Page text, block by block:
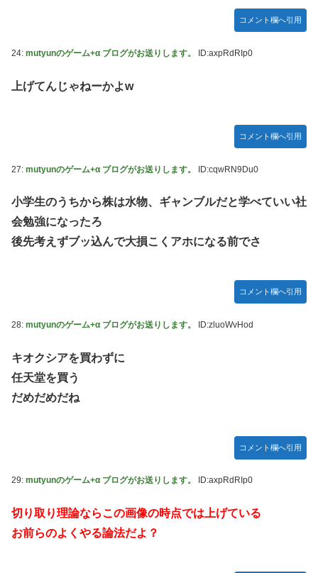
コメント欄へ引用
24: mutyunのゲーム+α ブログがお送りします。 ID:axpRdRIp0
上げてんじゃねーかよw
コメント欄へ引用
27: mutyunのゲーム+α ブログがお送りします。 ID:cqwRN9Du0
小学生のうちから株は水物、ギャンブルだと学べていい社
会勉強になったろ
後先考えずブッ込んで大損こくアホになる前でさ
コメント欄へ引用
28: mutyunのゲーム+α ブログがお送りします。 ID:zluoWvHod
キオクシアを買わずに
任天堂を買う
だめだめだね
コメント欄へ引用
29: mutyunのゲーム+α ブログがお送りします。 ID:axpRdRIp0
切り取り理論ならこの画像の時点では上げている
お前らのよくやる論法だよ？